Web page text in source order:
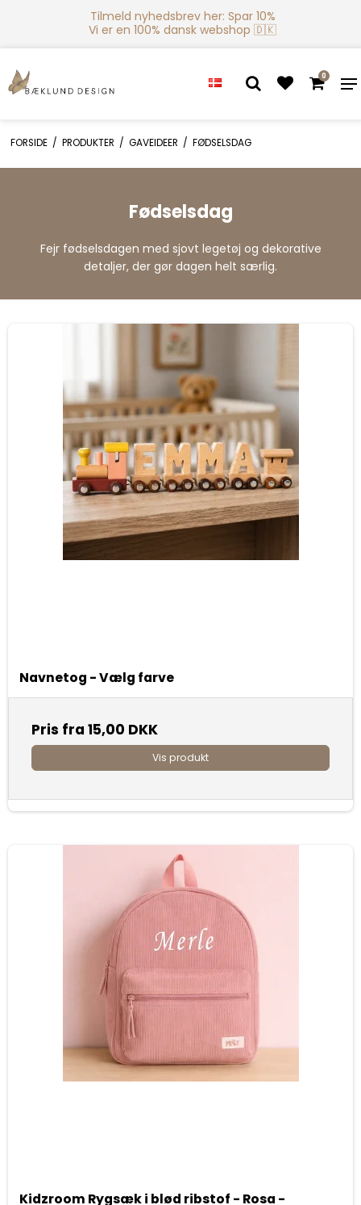
Tilmeld nyhedsbrev her: Spar 10%
Vi er en 100% dansk webshop 🇩🇰
0
FORSIDE / PRODUKTER / GAVEIDEER / FØDSELSDAG
Fødselsdag
Fejr fødselsdagen med sjovt legetøj og dekorative
detaljer, der gør dagen helt særlig.
Navnetog - Vælg farve
Pris fra 15,00 DKK
Vis produkt
Kidzroom Rygsæk i blød ribstof - Rosa -